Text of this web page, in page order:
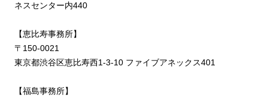
ネスセンター内440
【恵比寿事務所】
〒150-0021
東京都渋谷区恵比寿西1-3-10 ファイブアネックス401
【福島事務所】